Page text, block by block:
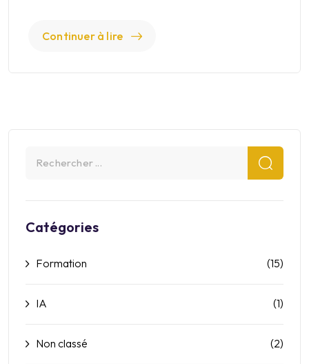
Continuer à lire
Catégories
Formation (15)
IA (1)
Non classé (2)